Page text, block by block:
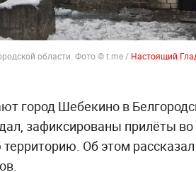
области. Фото © t.me / Настоящий
город Шебекино в
зафиксированы прилёты
Об этом рассказал